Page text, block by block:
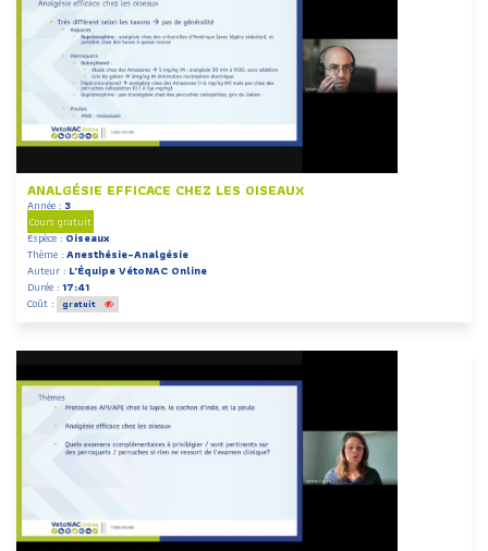
ANALGÉSIE EFFICACE CHEZ LES OISEAUX
Année : 3
Cours gratuit
Espèce :Oiseaux
Thème :Anesthésie-Analgésie
Auteur : L'Équipe VétoNAC Online
Durée :17:41
Coût :
gratuit